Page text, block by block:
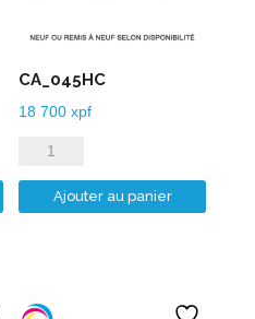
CA_045HC
18 700xpf
quantité
de
CA_045HC
Ajouter au panier